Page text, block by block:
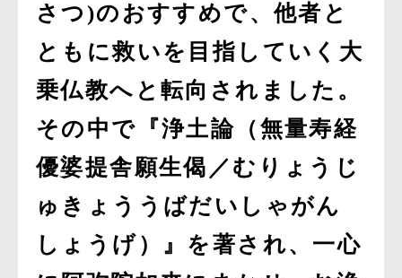
さつ)のおすすめで、他者と
ともに救いを目指していく大
乗仏教へと転向されました。
その中で『浄土論（無量寿経
優婆提舎願生偈／むりょうじ
ゅきょううばだいしゃがん
しょうげ）』を著され、一心